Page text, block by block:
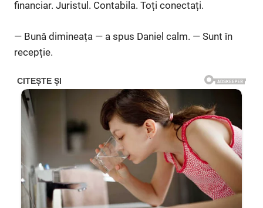
financiar. Juristul. Contabila. Toți conectați.
— Bună dimineața — a spus Daniel calm. — Sunt în
recepție.